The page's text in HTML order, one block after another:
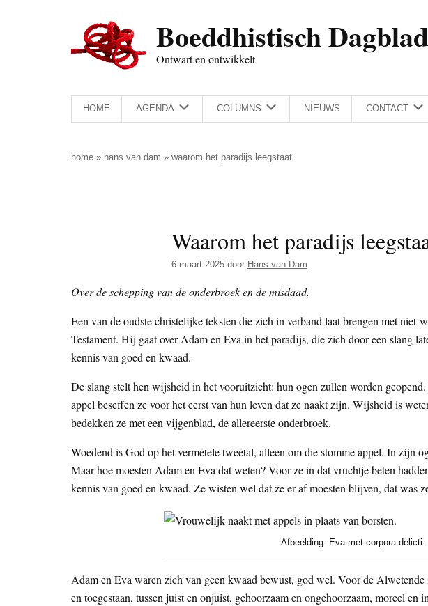
Boeddhistisch Dagblad
Ontwart en ontwikkelt
HOME AGENDA COLUMNS NIEUWS CONTACT
home » hans van dam » waarom het paradijs leegstaat
Waarom het paradijs
6 maart 2025 door Hans van Dam
Over de schepping van de onderbroek en de misdaad.
Een van de oudste christelijke teksten die zich in verband laat brengen met
Testament. Hij gaat over Adam en Eva in het paradijs, die zich door een slang
kennis van goed en kwaad.
De slang stelt hen wijsheid in het vooruitzicht: hun ogen zullen worden
appel beseffen ze voor het eerst van hun leven dat ze naakt zijn. Wijsheid is
bedekken ze met een vijgenblad, de allereerste onderbroek.
Woedend is God op het vermetele tweetal, alleen om die stomme appel. In zijn
Maar hoe moesten Adam en Eva dat weten? Voor ze in dat vruchtje beten
kennis van goed en kwaad. Ze wisten wel dat ze er af moesten blijven, dat was
Afbeelding: Eva met corpora delicti.
Adam en Eva waren zich van geen kwaad bewust, god wel. Voor de Alwetende
en toegestaan, tussen juist en onjuist, gehoorzaam en ongehoorzaam, moreel en